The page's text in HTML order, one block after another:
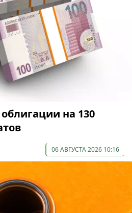
на 130
06 АВГУСТА 2026 10:16